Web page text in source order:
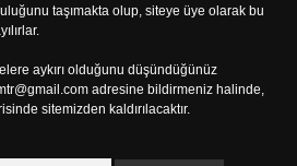
taşımakta olup, siteye üye olarak bu
aykırı olduğunu düşündüğünüz
adresine bildirmeniz halinde,
sitemizden kaldırılacaktır.